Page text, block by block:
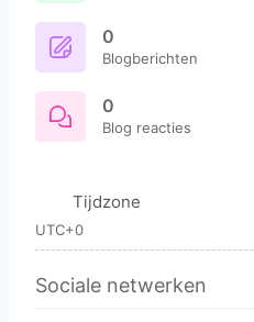
0
Blogberichten
0
Blog reacties
Tijdzone
UTC+0
Sociale netwerken